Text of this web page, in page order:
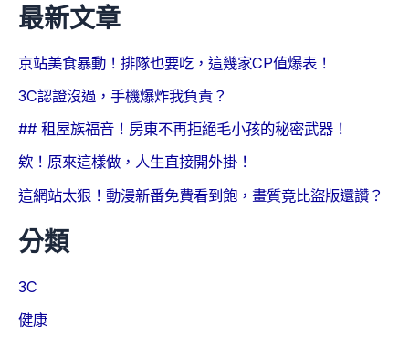
最新文章
京站美食暴動！排隊也要吃，這幾家CP值爆表！
3C認證沒過，手機爆炸我負責？
## 租屋族福音！房東不再拒絕毛小孩的秘密武器！
欸！原來這樣做，人生直接開外掛！
這網站太狠！動漫新番免費看到飽，畫質竟比盜版還讚？
分類
3C
健康